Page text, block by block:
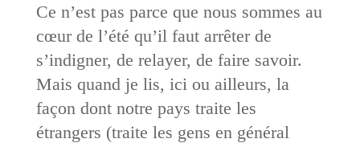
Ce n’est pas parce que nous sommes au
cœur de l’été qu’il faut arrêter de
s’indigner, de relayer, de faire savoir.
Mais quand je lis, ici ou ailleurs, la
façon dont notre pays traite les
étrangers (traite les gens en général